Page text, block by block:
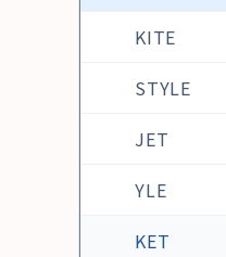
KITE
STYLE
JET
YLE
KET